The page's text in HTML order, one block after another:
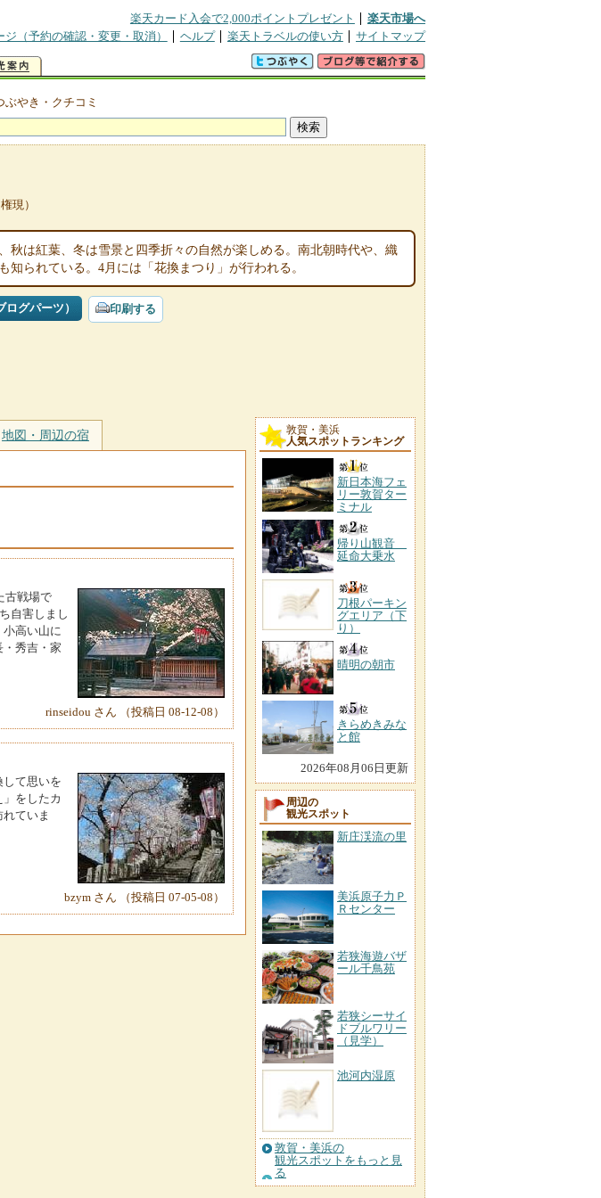
楽天カード入会で2,000ポイントプレゼント
楽天市場へ
ジ（予約の確認・変更・取消） ヘルプ 楽天トラベルの使い方 サイトマップ
ぶやき・クチコミ
現）
秋は紅葉、冬は雪景と四季折々の自然が楽しめる。南北朝時代や、織
知られている。4月には「花換まつり」が行われる。
グパーツ） 印刷する
地図・周辺の宿
古戦場で
自害しまし
高い山に
秀吉・家
rinseidou さん （投稿日 08-12-08）
て思いを
をしたカ
ていま
bzym さん （投稿日 07-05-08）
敦賀・美浜
人気スポットランキング
新日本海フェ
リー敦賀ター
ミナル
帰り山観音
延命大乗水
刀根パーキン
グエリア（下
り）
晴明の朝市
きらめきみな
と館
2026年08月06日更新
周辺の
観光スポット
新庄渓流の里
美浜原子力Ｐ
Ｒセンター
若狭海遊バザ
ール千鳥苑
若狭シーサイ
ドブルワリー
（見学）
池河内湿原
敦賀・美浜の
観光スポットをもっと見
る